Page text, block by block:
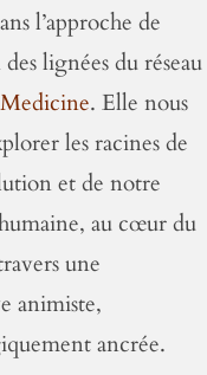
l’approche de
lignées du réseau
. Elle nous
les racines de
et de notre
au cœur du
une
animiste,
ancrée.